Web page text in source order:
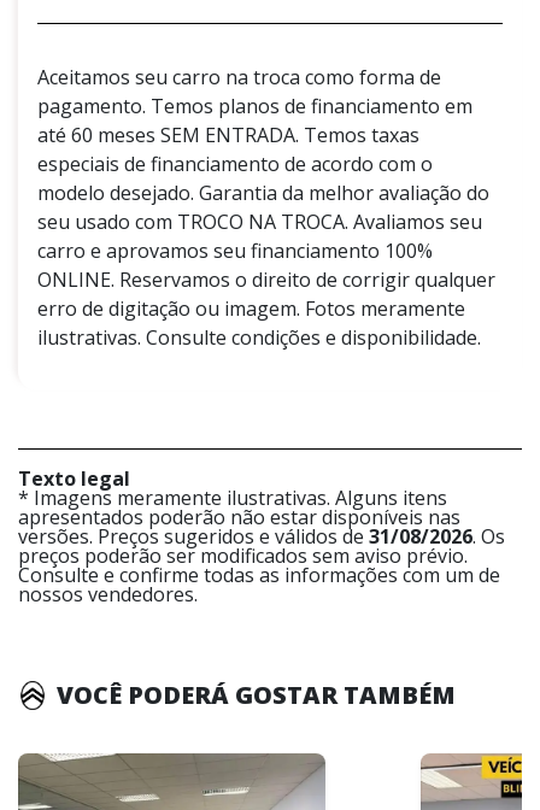
Aceitamos seu carro na troca como forma de
pagamento. Temos planos de financiamento em
até 60 meses SEM ENTRADA. Temos taxas
especiais de financiamento de acordo com o
modelo desejado. Garantia da melhor avaliação do
seu usado com TROCO NA TROCA. Avaliamos seu
carro e aprovamos seu financiamento 100%
ONLINE. Reservamos o direito de corrigir qualquer
erro de digitação ou imagem. Fotos meramente
ilustrativas. Consulte condições e disponibilidade.
Texto legal
* Imagens meramente ilustrativas. Alguns itens
apresentados poderão não estar disponíveis nas
versões. Preços sugeridos e válidos de 31/08/2026. Os
preços poderão ser modificados sem aviso prévio.
Consulte e confirme todas as informações com um de
nossos vendedores.
VOCÊ PODERÁ GOSTAR TAMBÉM